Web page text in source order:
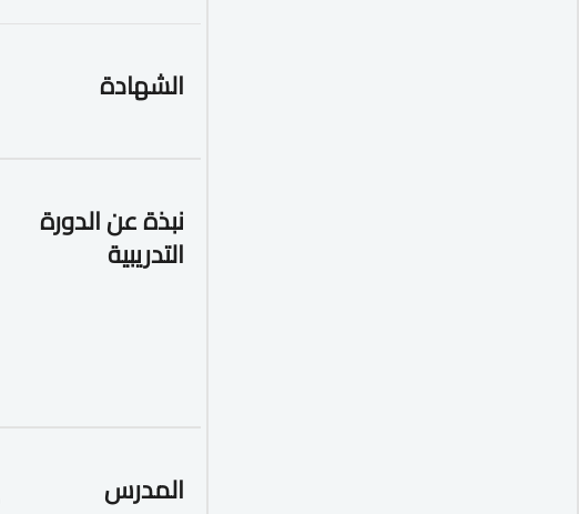
الشهادة
نبذة عن الدورة
التدريبية
المدرس